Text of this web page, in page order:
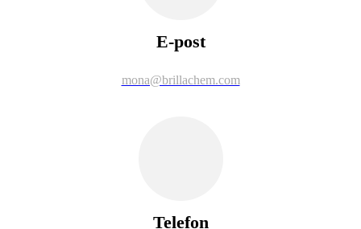
E-post
mona@brillachem.com
Telefon